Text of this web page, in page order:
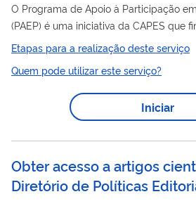
O Programa de Apoio à Participação
(PAEP) é uma iniciativa da CAPES que
eventos acadêmico-científicosno
a formação de recursos humanos de
concedido por meio de auxílio
de despesas essenciais para a realização
portal da CAPES.
Etapas para a realização deste serviço
Quem pode utilizar este serviço?
Iniciar
Obter acesso a artigos
Diretório de Políticas